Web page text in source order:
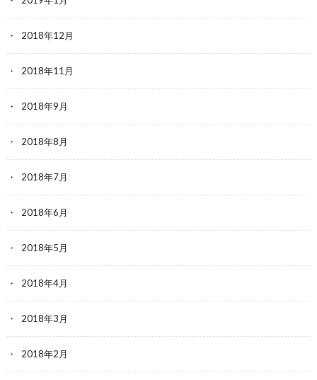
2018年12月
2018年11月
2018年9月
2018年8月
2018年7月
2018年6月
2018年5月
2018年4月
2018年3月
2018年2月